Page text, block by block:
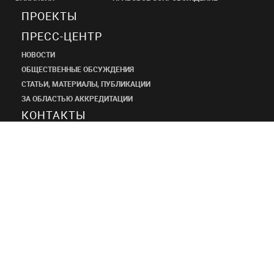
ПРОЕКТЫ
ПРЕСС-ЦЕНТР
НОВОСТИ
ОБЩЕСТВЕННЫЕ ОБСУЖДЕНИЯ
СТАТЬИ, МАТЕРИАЛЫ, ПУБЛИКАЦИИ
ЗА ОБЛАСТЬЮ АККРЕДИТАЦИИ
КОНТАКТЫ